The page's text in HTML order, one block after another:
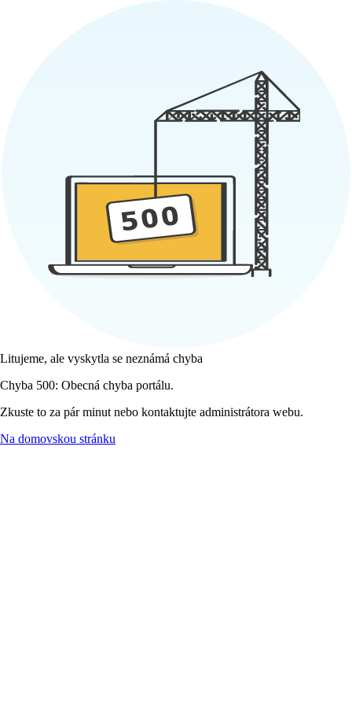
Litujeme, ale vyskytla se neznámá chyba
Chyba 500: Obecná chyba portálu.
Zkuste to za pár minut nebo kontaktujte administrátora webu.
Na domovskou stránku